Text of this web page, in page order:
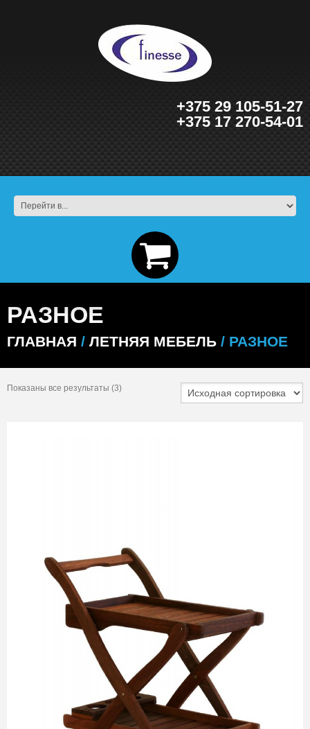
+375 29 105-51-27
+375 17 270-54-01
РАЗНОЕ
ГЛАВНАЯ / ЛЕТНЯЯ МЕБЕЛЬ / РАЗНОЕ
Показаны все результаты (3)